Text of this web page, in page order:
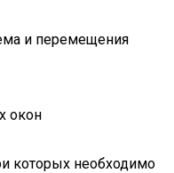
и перемещения
окон
которых необходимо